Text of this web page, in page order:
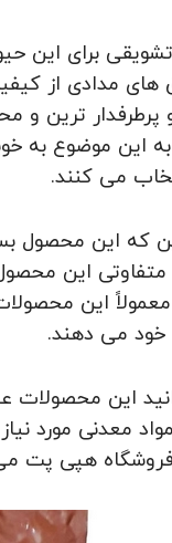
تشویقی برای این
مدادی از
ترین و
این موضوع به‌
می‌ کنند.
که این محصول
این محصول
این محصولات
خود می دهند.
این محصولات
معدنی مورد
هپی پت